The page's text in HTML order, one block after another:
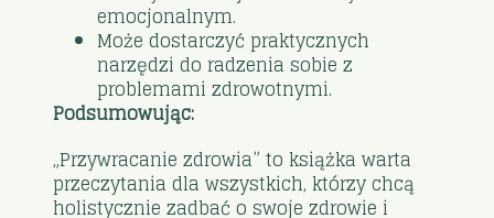
emocjonalnym.
Może dostarczyć praktycznych
narzędzi do radzenia sobie z
problemami zdrowotnymi.
Podsumowując:
„Przywracanie zdrowia” to książka warta
przeczytania dla wszystkich, którzy chcą
holistycznie zadbać o swoje zdrowie i